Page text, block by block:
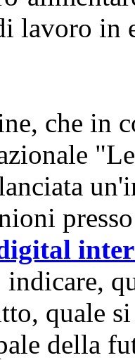
lavoro in
che in
indicare,
quale
della